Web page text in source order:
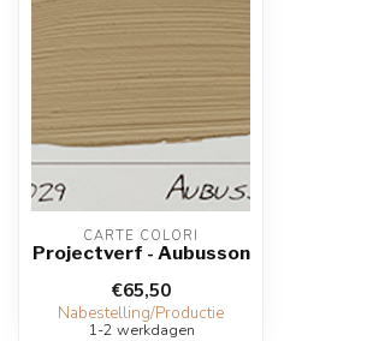
CARTE COLORI
Projectverf - Aubusson
€65,50
Nabestelling/Productie
1-2 werkdagen